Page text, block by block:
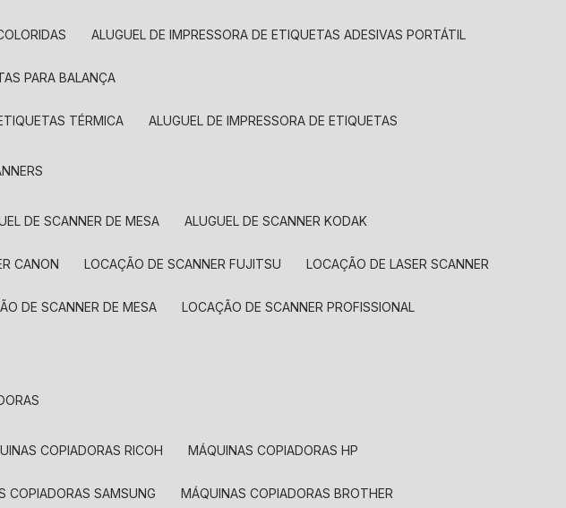
ALUGUEL DE IMPRESSORA DE ETIQUETAS ADESIVAS PORTÁTIL
PARA BALANÇA
TÉRMICA ALUGUEL DE IMPRESSORA DE ETIQUETAS
DE SCANNER DE MESA ALUGUEL DE SCANNER KODAK
CANON LOCAÇÃO DE SCANNER FUJITSU LOCAÇÃO DE LASER SCANNER
DE SCANNER DE MESA LOCAÇÃO DE SCANNER PROFISSIONAL
COPIADORAS RICOH MÁQUINAS COPIADORAS HP
COPIADORAS SAMSUNG MÁQUINAS COPIADORAS BROTHER